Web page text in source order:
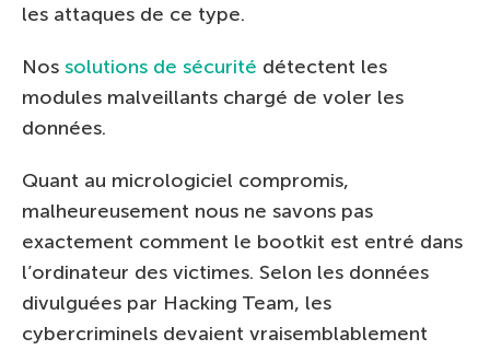
les attaques de ce type.
Nos solutions de sécurité détectent les
modules malveillants chargé de voler les
données.
Quant au micrologiciel compromis,
malheureusement nous ne savons pas
exactement comment le bootkit est entré dans
l’ordinateur des victimes. Selon les données
divulguées par Hacking Team, les
cybercriminels devaient vraisemblablement